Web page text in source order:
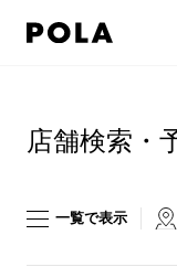
店舗検索・
一覧で表示